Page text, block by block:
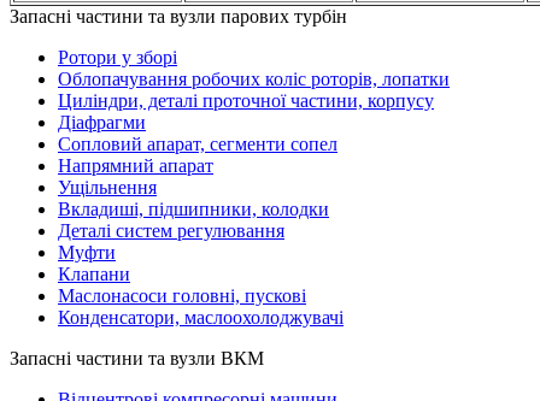
Запасні частини та вузли парових турбін
Ротори у зборі
Облопачування робочих коліс роторів, лопатки
Циліндри, деталі проточної частини, корпусу
Діафрагми
Сопловий апарат, сегменти сопел
Напрямний апарат
Ущільнення
Вкладиші, підшипники, колодки
Деталі систем регулювання
Муфти
Клапани
Маслонасоси головні, пускові
Конденсатори, маслоохолоджувачі
Запасні частини та вузли ВКМ